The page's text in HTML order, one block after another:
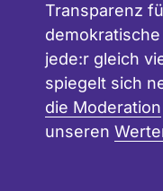
Transparenz
jede:r gleich
spiegelt sich
die Moderation
unseren